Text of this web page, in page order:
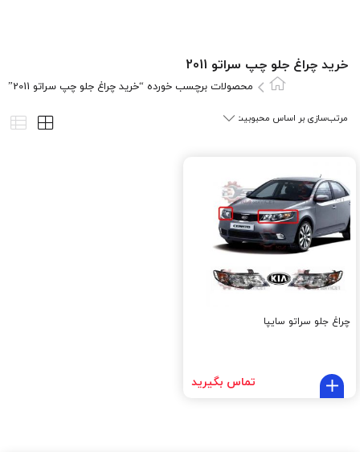
خرید چراغ جلو چپ سراتو 2011
محصولات برچسب خورده “خرید چراغ جلو چپ سراتو 2011”
چراغ جلو سراتو سایپا
تماس بگیرید